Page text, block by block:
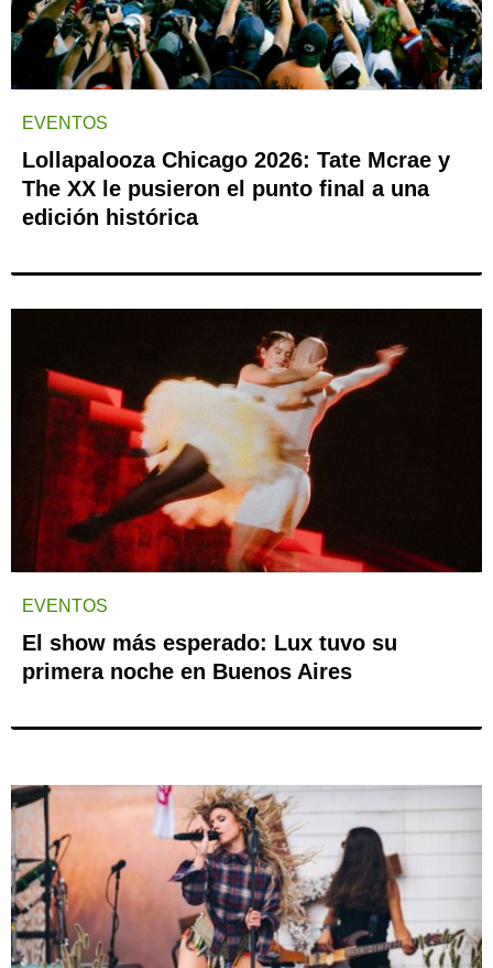
EVENTOS
Lollapalooza Chicago 2026: Tate Mcrae y
The XX le pusieron el punto final a una
edición histórica
EVENTOS
El show más esperado: Lux tuvo su
primera noche en Buenos Aires